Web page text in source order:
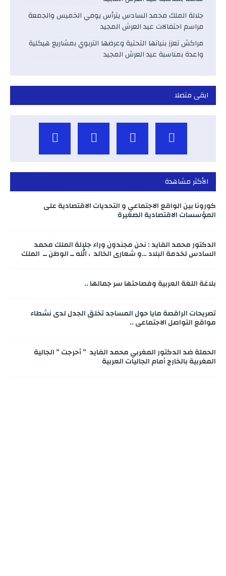
جلالة الملك محمد السادس يترأس يومي الخميس والجمعة
مراسم احتفالات عيد العرش المجيد
مراكش تعزز بنياتها التحتية وعرضها التربوي بمشاريع هيكلية
واعدة بمناسبة عيد العرش المجيد
ابقى متصلا
الأكثر مشاهدة
كورونا بين الواقع الاجتماعي و التحديات الاقتصادية على
المؤسسات الاقتصادية الصغيرة
الدكتور محمد الفايد : نحن مجندون وراء جلالة الملك محمد
السادس لخدمة البلاد …و شعاري الخالد ، الله ــ الوطن ــ الملك
بلاغة اللغة العربية وفصاحتها سر جمالها ..
تصريحات الراقصة مايا حول المساجد تخلق الجدل لدى نشطاء
مواقع التواصل الاجتماعي ..
الحملة ضد الدكتور المغربي محمد الفايد ” أحرجت ” الجالية
المغربية بالخارج أمام الجاليات العربية